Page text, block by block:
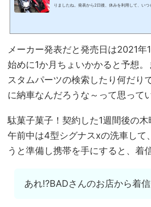
りましたね。発表から2日後、休みを利用して、いつ
な感じです。おっきながま口財布に福沢諭吉大先生
メーカー発表だと発売日は2021年
始めに1か月ちょいかかると予想
スタムパーツの検索したり何だり
に納車なんだろうな～って思って
駄菓子菓子！契約した1週間後の
午前中は4型シグナスxの洗車して
うと準備し携帯を手にすると、着
あれ⁉BADさんのお店から着信